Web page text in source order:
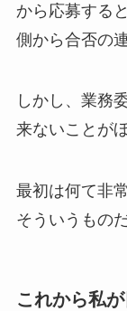
から応募する
側から合否の
しかし、業務
来ないことが
最初は何て非
そういうもの
これから私